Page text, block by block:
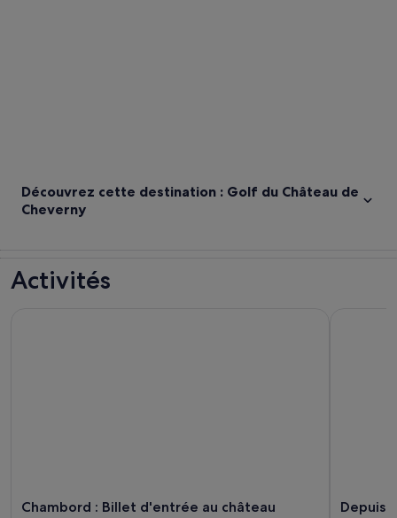
Découvrez cette destination : Golf du Château de
Cheverny
Activités
Chambord : Billet d'entrée au château
Depuis